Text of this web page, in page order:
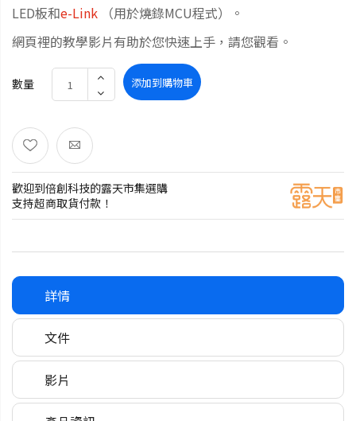
LED板和e-Link （用於燒錄MCU程式）。
網頁裡的教學影片有助於您快速上手，請您觀看。
數量 添加到購物車
歡迎到倍創科技的露天市集選購
支持超商取貨付款！
詳情
文件
影片